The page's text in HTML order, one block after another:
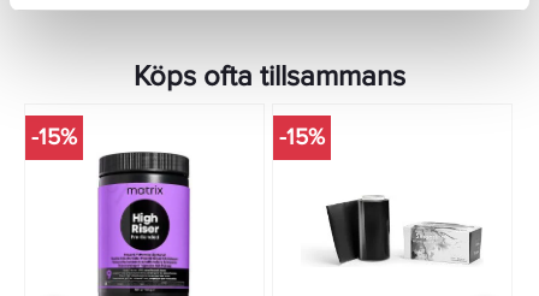
Köps ofta tillsammans
-15% -15%